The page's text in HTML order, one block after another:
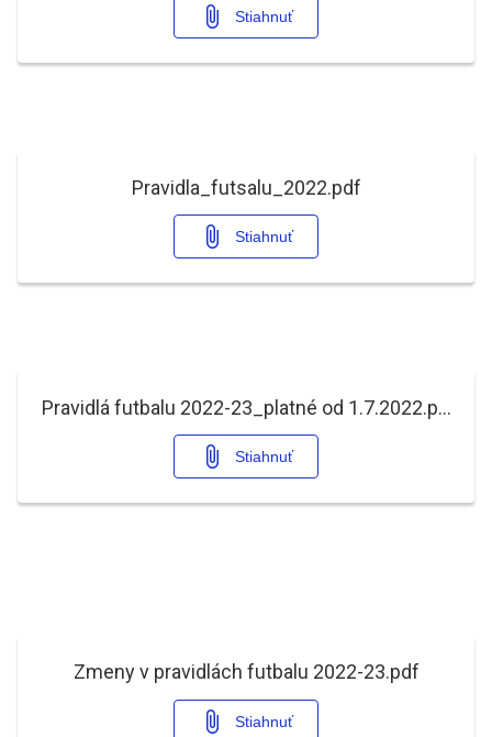
Stiahnuť
Pravidla_futsalu_2022.pdf
Stiahnuť
Pravidlá futbalu 2022-23_platné od 1.7.2022.pdf
Stiahnuť
Zmeny v pravidlách futbalu 2022-23.pdf
Stiahnuť